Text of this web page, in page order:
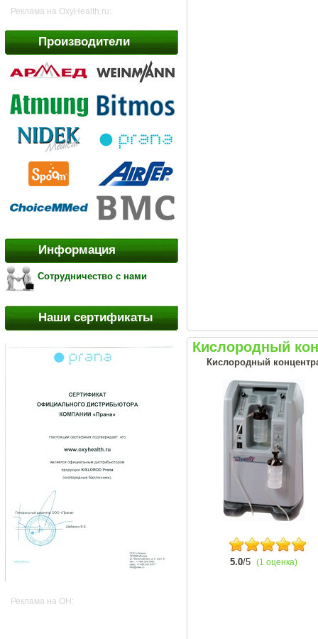
Реклама на OxyHealth.ru:
Производители
Информация
Сотрудничество с нами
Наши сертификаты
Реклама на OH:
Кислородный
Кислородный
5.0/5 (1 оценка)